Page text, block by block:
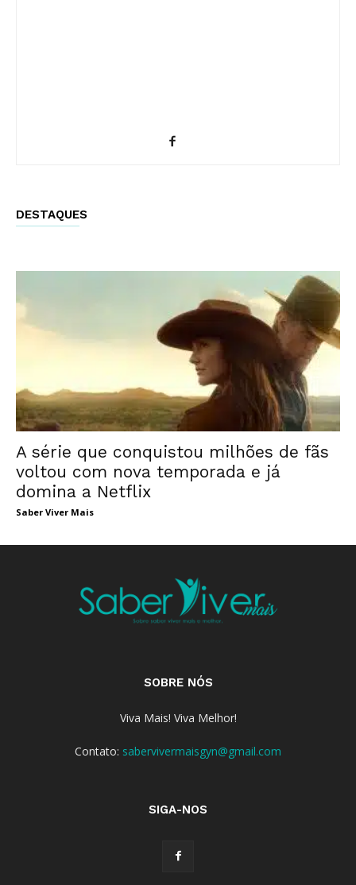
DESTAQUES
A série que conquistou milhões de fãs
voltou com nova temporada e já
domina a Netflix
Saber Viver Mais
SOBRE NÓS
Viva Mais! Viva Melhor!
Contato: sabervivermaisgyn@gmail.com
SIGA-NOS